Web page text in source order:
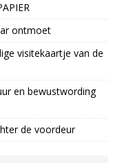
ontmoet
visitekaartje van de
en bewustwording
de voordeur